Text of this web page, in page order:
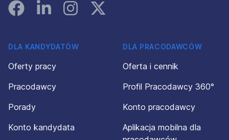
FacebookLinked InInstagramInstagram
DLA KANDYDATÓW
Oferty pracy
Pracodawcy
Porady
Konto kandydata
DLA PRACODAWCÓW
Oferta i cennik
Profil Pracodawcy 360°
Konto pracodawcy
Aplikacja mobilna dla